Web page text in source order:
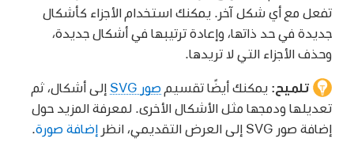
تفعل مع أي شكل آخر. يمكنك استخدام الأجزاء كأشكال
جديدة في حد ذاتها، وإعادة ترتيبها في أشكال جديدة،
وحذف الأجزاء التي لا تريدها.
تلميح: يمكنك أيضًا تقسيم صور SVG
إلى أشكال، ثم
تعديلها ودمجها مثل الأشكال الأخرى. لمعرفة المزيد حول
إضافة صور SVG إلى العرض التقديمي، انظر
إضافة صورة